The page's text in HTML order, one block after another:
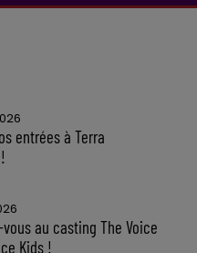
entrées à Terra
au casting The Voice
Kids !